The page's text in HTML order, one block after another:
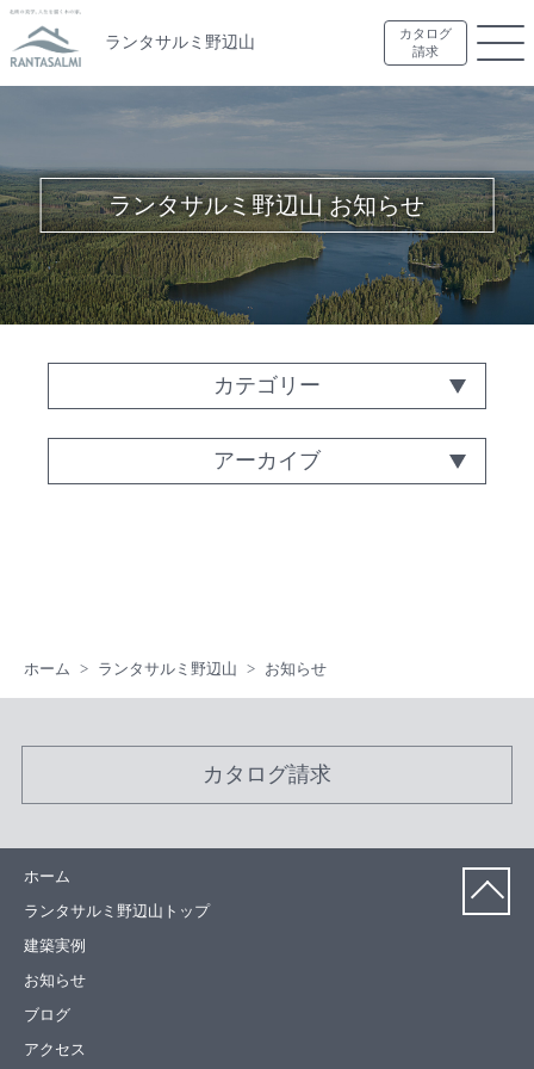
ランタサルミ野辺山
カタログ
請求
ランタサルミ野辺山 お知らせ
カテゴリー
アーカイブ
ホーム ランタサルミ野辺山 お知らせ
カタログ請求
ホーム
ランタサルミ野辺山トップ
建築実例
お知らせ
ブログ
アクセス